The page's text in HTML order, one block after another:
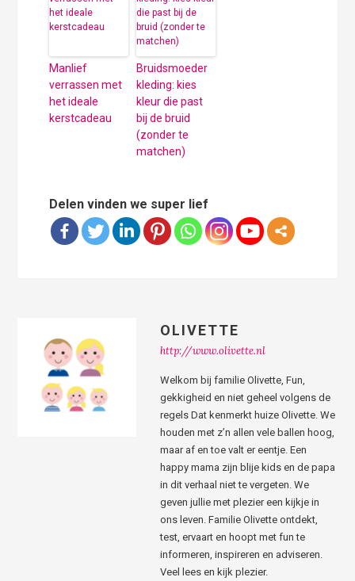
Manlief
verrassen met
het ideale
kerstcadeau
Bruidsmoeder
kleding: kies
kleur die past
bij de bruid
(zonder te
matchen)
Delen vinden we super lief
OLIVETTE
http://www.olivette.nl
Welkom bij familie Olivette, Fun,
gekkigheid en niet geheel volgens de
regels Dat kenmerkt huize Olivette. We
houden met z’n allen vele ballen hoog,
maar af en toe valt er eentje. Een
happy mama zijn blije kids en de papa
in dit verhaal niet te vergeten. We
geven jullie met plezier een kijkje in
ons leven. Familie Olivette ontdekt,
test, ervaart en hoopt met fun te
informeren, inspireren en adviseren.
Veel lees en kijk plezier.